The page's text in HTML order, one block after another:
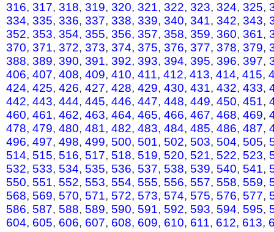
316, 317, 318, 319, 320, 321, 322, 323, 324, 325,
334, 335, 336, 337, 338, 339, 340, 341, 342, 343,
352, 353, 354, 355, 356, 357, 358, 359, 360, 361,
370, 371, 372, 373, 374, 375, 376, 377, 378, 379,
388, 389, 390, 391, 392, 393, 394, 395, 396, 397,
406, 407, 408, 409, 410, 411, 412, 413, 414, 415,
424, 425, 426, 427, 428, 429, 430, 431, 432, 433,
442, 443, 444, 445, 446, 447, 448, 449, 450, 451,
460, 461, 462, 463, 464, 465, 466, 467, 468, 469,
478, 479, 480, 481, 482, 483, 484, 485, 486, 487,
496, 497, 498, 499, 500, 501, 502, 503, 504, 505,
514, 515, 516, 517, 518, 519, 520, 521, 522, 523,
532, 533, 534, 535, 536, 537, 538, 539, 540, 541,
550, 551, 552, 553, 554, 555, 556, 557, 558, 559,
568, 569, 570, 571, 572, 573, 574, 575, 576, 577,
586, 587, 588, 589, 590, 591, 592, 593, 594, 595,
604, 605, 606, 607, 608, 609, 610, 611, 612, 613,